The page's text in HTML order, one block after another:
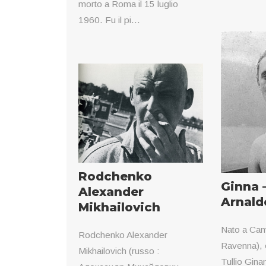
morto a Roma il 15 luglio
1960. Fu il pi...
Ginna
Nato a
Ravenna),
Tullio
Rodchenko
Alexander
Mikhailovich
Rodchenko Alexander
Mikhailovich (russo :